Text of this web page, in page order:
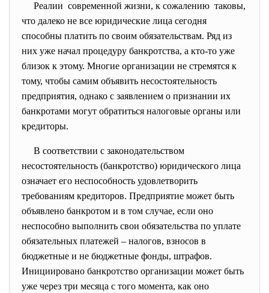
Реалии современной жизни, к сожалению таковы,
что далеко не все юридические лица сегодня
способны платить по своим обязательствам. Ряд из
них уже начал процедуру банкротства, а кто-то уже
близок к этому. Многие организации не стремятся к
тому, чтобы самим объявить несостоятельность
предприятия, однако с заявлением о признании их
банкротами могут обратиться налоговые органы или
кредиторы.
В соответствии с законодательством
несостоятельность (банкротство) юридического лица
означает его неспособность удовлетворить
требованиям кредиторов. Предприятие может быть
объявлено банкротом и в том случае, если оно
неспособно выполнить свои обязательства по уплате
обязательных платежей – налогов, взносов в
бюджетные и не бюджетные фонды, штрафов.
Инициировано банкротство организации может быть
уже через три месяца с того момента, как оно